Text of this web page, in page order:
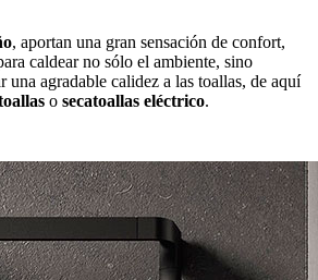
, aportan una gran sensación de confort,
caldear no sólo el ambiente, sino
una agradable calidez a las toallas, de aquí
o secatoallas eléctrico.